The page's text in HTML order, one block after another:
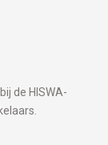
de HISWA-